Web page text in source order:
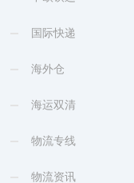
国际快递
海外仓
海运双清
物流专线
物流资讯